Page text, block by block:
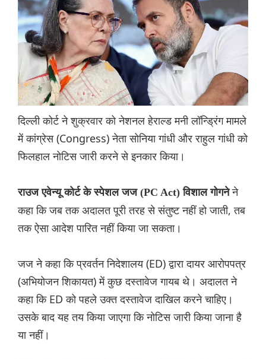
दिल्ली कोर्ट ने शुक्रवार को नेशनल हेराल्ड मनी लॉन्ड्रिंग मामले
में कांग्रेस (Congress) नेता सोनिया गांधी और राहुल गांधी को
फिलहाल नोटिस जारी करने से इनकार किया।
राउज एवेन्यू कोर्ट के स्पेशल जज (PC Act) विशाल गोगनेने
कहा कि जब तक अदालत पूरी तरह से संतुष्ट नहीं हो जाती, तब
तक ऐसा आदेश पारित नहीं किया जा सकता।
जज ने कहा कि प्रवर्तन निदेशालय (ED) द्वारा दायर आरोपपत्र
(अभियोजन शिकायत) में कुछ दस्तावेज गायब थे। अदालत ने
कहा कि ED को पहले उक्त दस्तावेज दाखिल करने चाहिए।
उसके बाद यह तय किया जाएगा कि नोटिस जारी किया जाना है
या नहीं।